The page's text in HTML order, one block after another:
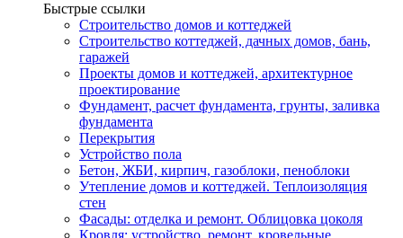
Быстрые ссылки
Строительство домов и коттеджей
Строительство коттеджей, дачных домов, бань,
гаражей
Проекты домов и коттеджей, архитектурное
проектирование
Фундамент, расчет фундамента, грунты, заливка
фундамента
Перекрытия
Устройство пола
Бетон, ЖБИ, кирпич, газоблоки, пеноблоки
Утепление домов и коттеджей. Теплоизоляция
стен
Фасады: отделка и ремонт. Облицовка цоколя